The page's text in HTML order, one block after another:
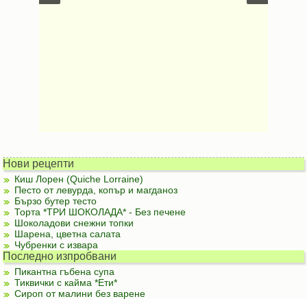
Нови рецепти
Киш Лорен (Quiche Lorraine)
Песто от левурда, копър и магданоз
Бързо бутер тесто
Торта *ТРИ ШОКОЛАДА* - Без печене
Шоколадови снежни топки
Шарена, цветна салата
Чубренки с извара
Последно изпробвани
Пикантна гъбена супа
Тиквички с кайма *Ети*
Сироп от малини без варене